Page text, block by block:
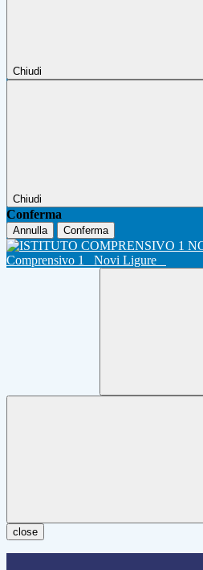
Chiudi
Chiudi
Conferma
Annulla Conferma
Comprensivo 1
Novi Ligure
close